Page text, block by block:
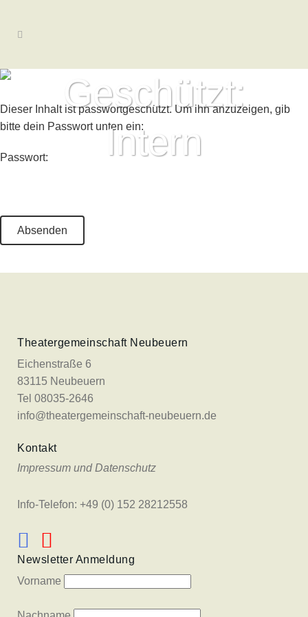
Geschützt:
Intern
Dieser Inhalt ist passwortgeschützt. Um ihn anzuzeigen, gib
bitte dein Passwort unten ein:
Passwort:
Theatergemeinschaft Neubeuern
Eichenstraße 6
83115 Neubeuern
Tel 08035-2646
info@theatergemeinschaft-neubeuern.de
Kontakt
Impressum und Datenschutz
Info-Telefon: +49 (0) 152 28212558
Newsletter Anmeldung
Vorname